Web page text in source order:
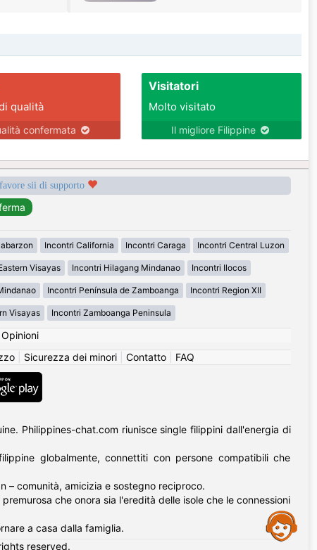
qualità
confermata
Visitatori
Molto visitato
Il migliore Filippine
sii di supporto
Incontri California Incontri Caraga Incontri Central Luzon
Visayas Incontri Hilagang Mindanao Incontri Ilocos
Incontri Península de Zamboanga Incontri Region XII
Visayas Incontri Zamboanga Peninsula
Opinioni
Sicurezza dei minori Contatto FAQ
Philippines-chat.com riunisce single filippini dall'energia di
globalmente, connettiti con persone compatibili che
– comunità, amicizia e sostegno reciproco.
che onora sia l'eredità delle isole che le connessioni
a casa dalla famiglia.
reserved.